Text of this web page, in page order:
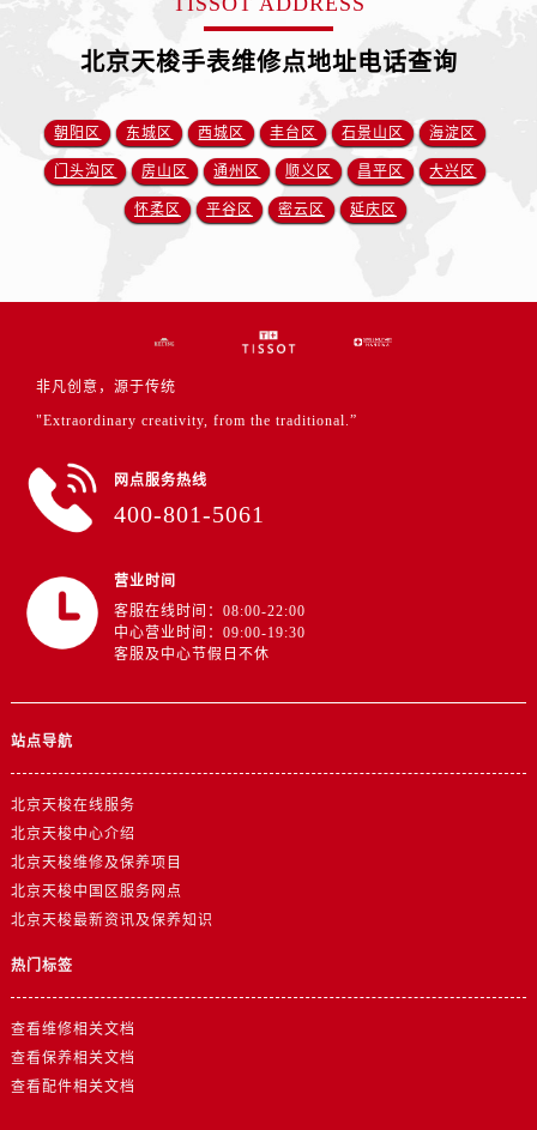
北京天梭手表维修点地址电话查询
朝阳区 东城区 西城区 丰台区 石景山区 海淀区
门头沟区 房山区 通州区 顺义区 昌平区 大兴区
怀柔区 平谷区 密云区 延庆区
非凡创意，源于传统
"Extraordinary creativity, from the traditional.”
网点服务热线
400-801-5061
营业时间
客服在线时间：08:00-22:00
中心营业时间：09:00-19:30
客服及中心节假日不休
站点导航
北京天梭在线服务
北京天梭中心介绍
北京天梭维修及保养项目
北京天梭中国区服务网点
北京天梭最新资讯及保养知识
热门标签
查看维修相关文档
查看保养相关文档
查看配件相关文档